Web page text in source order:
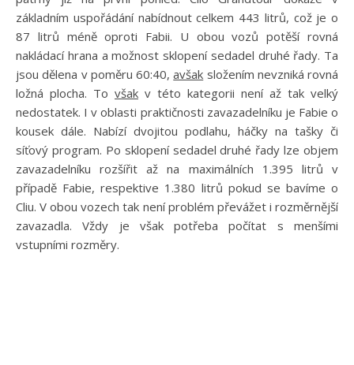
základním uspořádání nabídnout celkem 443 litrů, což je o
87 litrů méně oproti Fabii. U obou vozů potěší rovná
nakládací hrana a možnost sklopení sedadel druhé řady. Ta
jsou dělena v poměru 60:40,avšak složením nevzniká rovná
ložná plocha. To však v této kategorii není až tak velký
nedostatek. I v oblasti praktičnosti zavazadelníku je Fabie o
kousek dále. Nabízí dvojitou podlahu, háčky na tašky či
síťový program. Po sklopení sedadel druhé řady lze objem
zavazadelníku rozšířit až na maximálních 1.395 litrů v
případě Fabie, respektive 1.380 litrů pokud se bavíme o
Cliu. V obou vozech tak není problém převážet i rozměrnější
zavazadla. Vždy je však potřeba počítat s menšími
vstupními rozměry.